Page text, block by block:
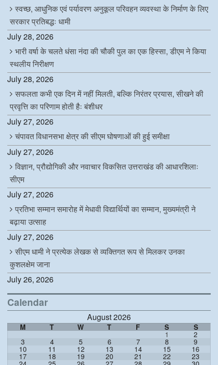
स्वच्छ, आधुनिक एवं पर्यावरण अनुकूल परिवहन व्यवस्था के निर्माण के लिए
सरकार प्रतिबद्धः धामी
July 28, 2026
भारी वर्षा के चलते धंसा नंदा की चौकी पुल का एक हिस्सा, डीएम ने किया
स्थलीय निरीक्षण
July 28, 2026
सफलता कभी एक दिन में नहीं मिलती, बल्कि निरंतर प्रयास, सीखने की
प्रवृत्ति का परिणाम होती हैः बंशीधर
July 27, 2026
चंपावत विधानसभा क्षेत्र की सीएम घोषणाओं की हुई समीक्षा
July 27, 2026
विज्ञान, प्रौद्योगिकी और नवाचार विकसित उत्तराखंड की आधारशिलाः
सीएम
July 27, 2026
प्रतिभा सम्मान समारोह में मेधावी विद्यार्थियों का सम्मान, मुख्यमंत्री ने
बढ़ाया उत्साह
July 27, 2026
सीएम धामी ने प्रत्येक लेखक से व्यक्तिगत रूप से मिलकर उनका
कुशलक्षेम जाना
July 26, 2026
Calendar
August 2026
M T W T F S S
1 2
3 4 5 6 7 8 9
10 11 12 13 14 15 16
17 18 19 20 21 22 23